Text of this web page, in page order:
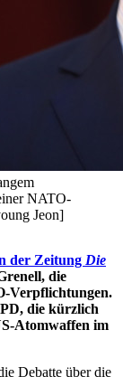
NATO-
Jeon]
der Zeitung Die
die
Verpflichtungen.
die kürzlich
Atomwaffen im
Debatte über die